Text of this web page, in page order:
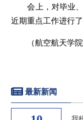
会上，对毕业
近期重点工作进行了
（航空航天学
最新新闻